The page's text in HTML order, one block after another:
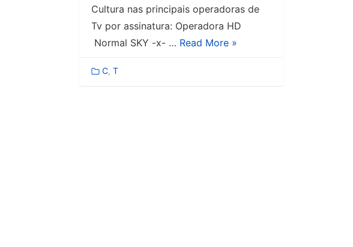
Cultura nas principais operadoras de
Tv por assinatura: Operadora HD
Normal SKY -x- … Read More »
C, T